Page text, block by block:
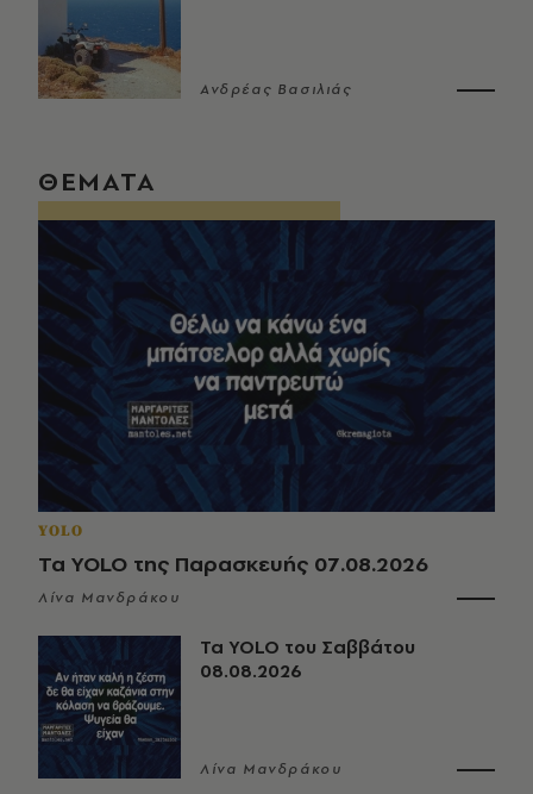
Ανδρέας Βασιλιάς
ΘΕΜΑΤΑ
YOLO
Τα YOLO της Παρασκευής 07.08.2026
Λίνα Μανδράκου
Τα YOLO του Σαββάτου
08.08.2026
Λίνα Μανδράκου